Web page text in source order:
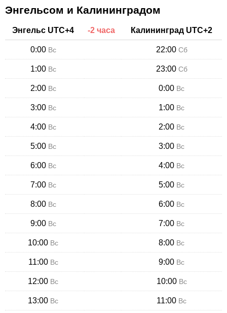
Энгельсом и Калининградом
Энгельс UTC+4 -2 часа Калининград UTC+2
0:00 Вс 22:00 Сб
1:00 Вс 23:00 Сб
2:00 Вс 0:00 Вс
3:00 Вс 1:00 Вс
4:00 Вс 2:00 Вс
5:00 Вс 3:00 Вс
6:00 Вс 4:00 Вс
7:00 Вс 5:00 Вс
8:00 Вс 6:00 Вс
9:00 Вс 7:00 Вс
10:00 Вс 8:00 Вс
11:00 Вс 9:00 Вс
12:00 Вс 10:00 Вс
13:00 Вс 11:00 Вс